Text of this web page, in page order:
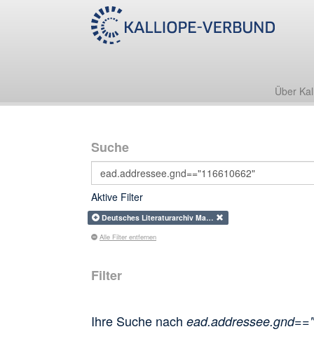
Über
Suche
Aktive Filter
Deutsches Literaturarchiv Ma…
Alle Filter entfernen
Filter
Ihre Suche nach